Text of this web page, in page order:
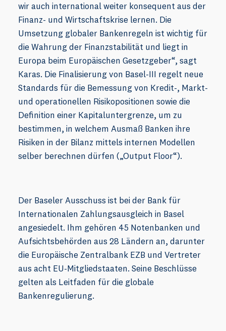
wir auch international weiter konsequent aus der
Finanz- und Wirtschaftskrise lernen. Die
Umsetzung globaler Bankenregeln ist wichtig für
die Wahrung der Finanzstabilität und liegt in
Europa beim Europäischen Gesetzgeber“, sagt
Karas. Die Finalisierung von Basel-III regelt neue
Standards für die Bemessung von Kredit-, Markt-
und operationellen Risikopositionen sowie die
Definition einer Kapitaluntergrenze, um zu
bestimmen, in welchem Ausmaß Banken ihre
Risiken in der Bilanz mittels internen Modellen
selber berechnen dürfen („Output Floor“).
Der Baseler Ausschuss ist bei der Bank für
Internationalen Zahlungsausgleich in Basel
angesiedelt. Ihm gehören 45 Notenbanken und
Aufsichtsbehörden aus 28 Ländern an, darunter
die Europäische Zentralbank EZB und Vertreter
aus acht EU-Mitgliedstaaten. Seine Beschlüsse
gelten als Leitfaden für die globale
Bankenregulierung.